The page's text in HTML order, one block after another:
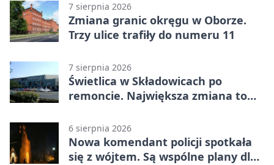
7 sierpnia 2026
Zmiana granic okręgu w Oborze.
Trzy ulice trafiły do numeru 11
7 sierpnia 2026
Świetlica w Składowicach po
remoncie. Największa zmiana to
6 sierpnia 2026
Nowa komendant policji spotkała
się z wójtem. Są wspólne plany dla